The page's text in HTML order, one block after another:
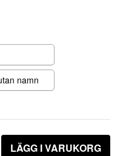
LÄGG I VARUKORG